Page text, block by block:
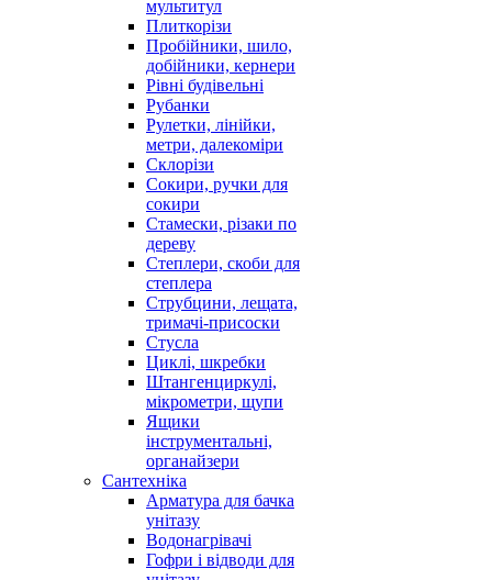
мультитул
Плиткорізи
Пробійники, шило,
добійники, кернери
Рівні будівельні
Рубанки
Рулетки, лінійки,
метри, далекоміри
Склорізи
Сокири, ручки для
сокири
Стамески, різаки по
дереву
Степлери, скоби для
степлера
Струбцини, лещата,
тримачі-присоски
Стусла
Циклі, шкребки
Штангенциркулі,
мікрометри, щупи
Ящики
інструментальні,
органайзери
Сантехніка
Арматура для бачка
унітазу
Водонагрівачі
Гофри і відводи для